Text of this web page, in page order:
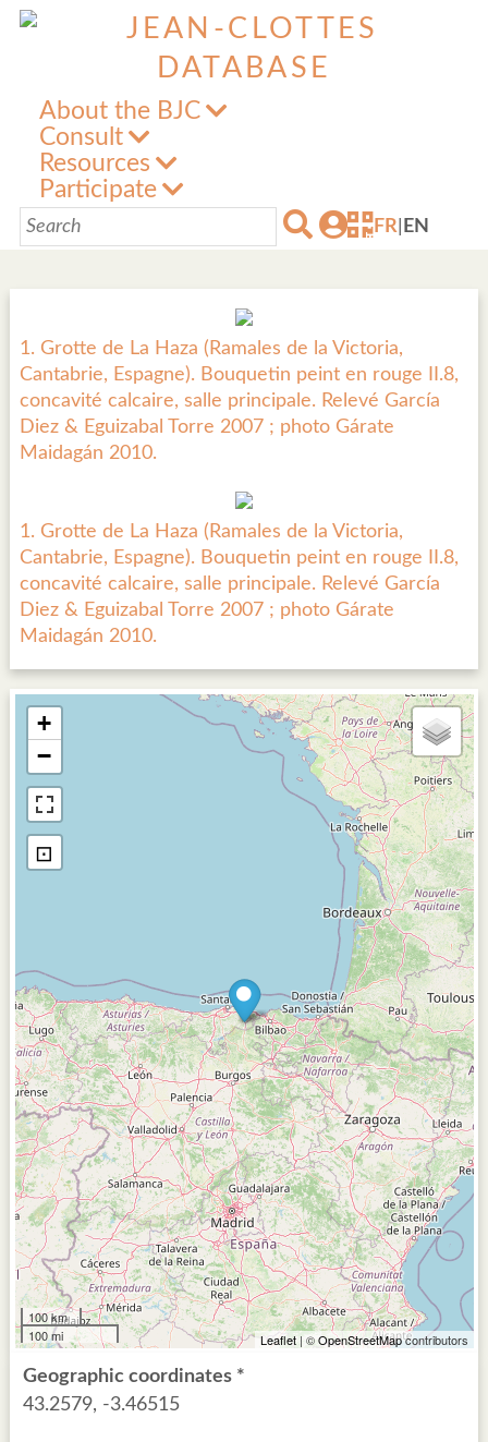
About the BJC
Consult
Resources
Participate
FR EN
1. Grotte de La Haza (Ramales de la Victoria,
Cantabrie, Espagne). Bouquetin peint en rouge II.8,
concavité calcaire, salle principale. Relevé García
Diez & Eguizabal Torre 2007 ; photo Gárate
Maidagán 2010.
1. Grotte de La Haza (Ramales de la Victoria,
Cantabrie, Espagne). Bouquetin peint en rouge II.8,
concavité calcaire, salle principale. Relevé García
Diez & Eguizabal Torre 2007 ; photo Gárate
Maidagán 2010.
+
−
⊡
100 km
100 mi
Leaflet| ©OpenStreetMapcontributors
Geographic coordinates *
43.2579, -3.46515